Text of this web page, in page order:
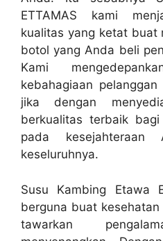
ETTAMAS kami
kualitas yang ketat buat
botol yang Anda beli
Kami
kebahagiaan
jika dengan
berkualitas terbaik
pada
keseluruhnya.
Susu Kambing Etawa
berguna buat
tawarkan